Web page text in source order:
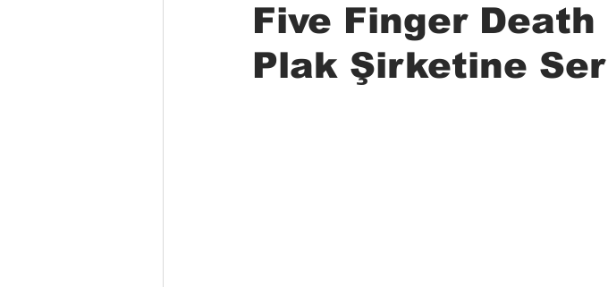
Five Finger Death
Plak Şirketine